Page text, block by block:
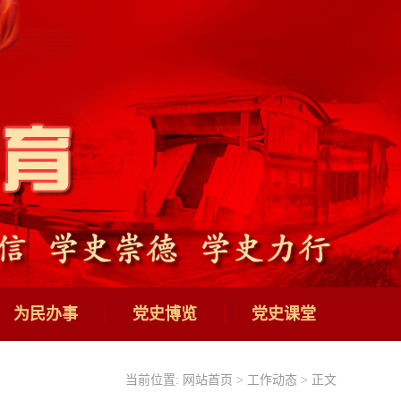
为民办事 党史博览 党史课堂
当前位置: 网站首页 > 工作动态 > 正文